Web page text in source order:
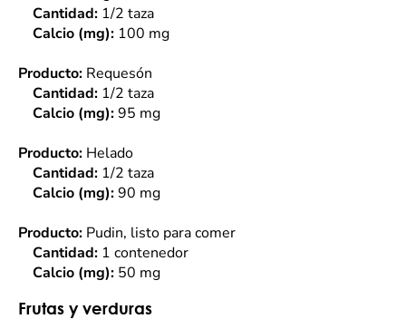
Cantidad: 1/2 taza
Calcio (mg): 100 mg
Producto: Requesón
Cantidad: 1/2 taza
Calcio (mg):95 mg
Producto: Helado
Cantidad: 1/2 taza
Calcio (mg):90 mg
Producto: Pudin, listo para comer
Cantidad: 1 contenedor
Calcio (mg): 50 mg
Frutas y verduras